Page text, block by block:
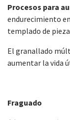
Procesos para
endurecimiento
templado de
El granallado
aumentar la vida
Fraguado